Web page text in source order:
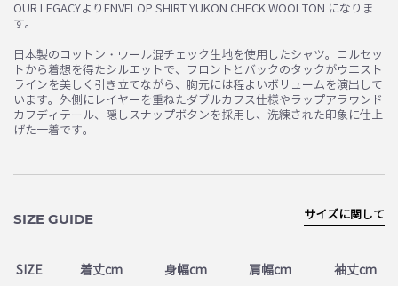
OUR LEGACYよりENVELOP SHIRT YUKON CHECK WOOLTON になりま
す。
日本製のコットン・ウール混チェック生地を使用したシャツ。コルセッ
トから着想を得たシルエットで、フロントとバックのタックがウエスト
ラインを美しく引き立てながら、胸元には程よいボリュームを演出して
います。外側にレイヤーを重ねたダブルカフス仕様やラップアラウンド
カフディテール、隠しスナップボタンを採用し、洗練された印象に仕上
げた一着です。
SIZE GUIDE
SIZE 着丈cm 身幅cm 肩幅cm 袖丈cm
サイズに関して